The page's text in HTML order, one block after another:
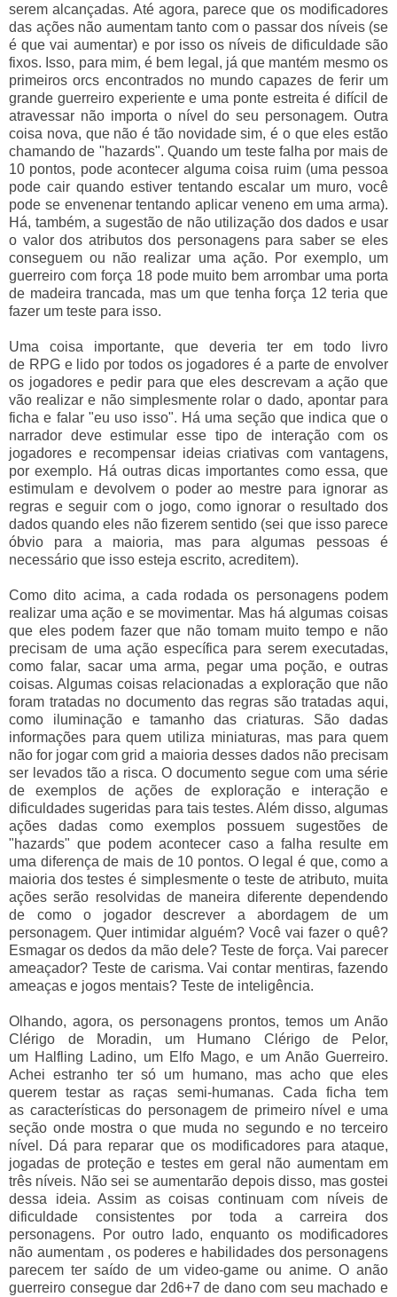
serem alcançadas. Até agora, parece que os modificadores
das ações não aumentam tanto com o passar dos níveis (se
é que vai aumentar) e por isso os níveis de dificuldade são
fixos. Isso, para mim, é bem legal, já que mantém mesmo os
primeiros orcs encontrados no mundo capazes de ferir um
grande guerreiro experiente e uma ponte estreita é difícil de
atravessar não importa o nível do seu personagem. Outra
coisa nova, que não é tão novidade sim, é o que eles estão
chamando de "hazards". Quando um teste falha por mais de
10 pontos, pode acontecer alguma coisa ruim (uma pessoa
pode cair quando estiver tentando escalar um muro, você
pode se envenenar tentando aplicar veneno em uma arma).
Há, também, a sugestão de não utilização dos dados e usar
o valor dos atributos dos personagens para saber se eles
conseguem ou não realizar uma ação. Por exemplo, um
guerreiro com força 18 pode muito bem arrombar uma porta
de madeira trancada, mas um que tenha força 12 teria que
fazer um teste para isso.
Uma coisa importante, que deveria ter em todo livro
de RPG e lido por todos os jogadores é a parte de envolver
os jogadores e pedir para que eles descrevam a ação que
vão realizar e não simplesmente rolar o dado, apontar para
ficha e falar "eu uso isso". Há uma seção que indica que o
narrador deve estimular esse tipo de interação com os
jogadores e recompensar ideias criativas com vantagens,
por exemplo. Há outras dicas importantes como essa, que
estimulam e devolvem o poder ao mestre para ignorar as
regras e seguir com o jogo, como ignorar o resultado dos
dados quando eles não fizerem sentido (sei que isso parece
óbvio para a maioria, mas para algumas pessoas é
necessário que isso esteja escrito, acreditem).
Como dito acima, a cada rodada os personagens podem
realizar uma ação e se movimentar. Mas há algumas coisas
que eles podem fazer que não tomam muito tempo e não
precisam de uma ação específica para serem executadas,
como falar, sacar uma arma, pegar uma poção, e outras
coisas. Algumas coisas relacionadas a exploração que não
foram tratadas no documento das regras são tratadas aqui,
como iluminação e tamanho das criaturas. São dadas
informações para quem utiliza miniaturas, mas para quem
não for jogar com grid a maioria desses dados não precisam
ser levados tão a risca. O documento segue com uma série
de exemplos de ações de exploração e interação e
dificuldades sugeridas para tais testes. Além disso, algumas
ações dadas como exemplos possuem sugestões de
"hazards" que podem acontecer caso a falha resulte em
uma diferença de mais de 10 pontos. O legal é que, como a
maioria dos testes é simplesmente o teste de atributo, muita
ações serão resolvidas de maneira diferente dependendo
de como o jogador descrever a abordagem de um
personagem. Quer intimidar alguém? Você vai fazer o quê?
Esmagar os dedos da mão dele? Teste de força. Vai parecer
ameaçador? Teste de carisma. Vai contar mentiras, fazendo
ameaças e jogos mentais? Teste de inteligência.
Olhando, agora, os personagens prontos, temos um Anão
Clérigo de Moradin, um Humano Clérigo de Pelor,
um Halfling Ladino, um Elfo Mago, e um Anão Guerreiro.
Achei estranho ter só um humano, mas acho que eles
querem testar as raças semi-humanas. Cada ficha tem
as características do personagem de primeiro nível e uma
seção onde mostra o que muda no segundo e no terceiro
nível. Dá para reparar que os modificadores para ataque,
jogadas de proteção e testes em geral não aumentam em
três níveis. Não sei se aumentarão depois disso, mas gostei
dessa ideia. Assim as coisas continuam com níveis de
dificuldade consistentes por toda a carreira dos
personagens. Por outro lado, enquanto os modificadores
não aumentam , os poderes e habilidades dos personagens
parecem ter saído de um video-game ou anime. O anão
guerreiro consegue dar 2d6+7 de dano com seu machado e